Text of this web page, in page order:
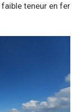
teneur en fer